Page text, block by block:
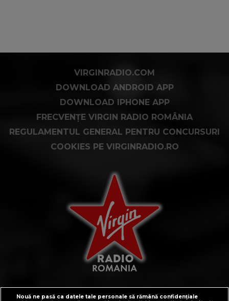
VIRGINRADIO.COM
DOWNLOAD ANDROID APP
DOWNLOAD IPHONE APP
FRECVENȚE VIRGIN RADIO ROMÂNIA
REGULAMENTUL GENERAL PENTRU CONCURSURI
COOKIES PE VIRGINRADIO.RO
Nouă ne pasă ca datele tale personale să rămână confidențiale